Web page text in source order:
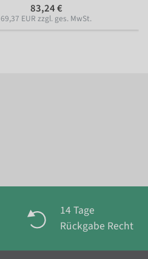
83,24 €
69,37 EUR zzgl. ges. MwSt.
14 Tage
Rückgabe Recht